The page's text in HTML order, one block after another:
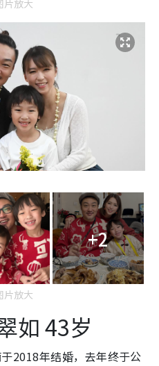
片放大
+2
片放大
如 43岁
2018年结婚，去年终于公